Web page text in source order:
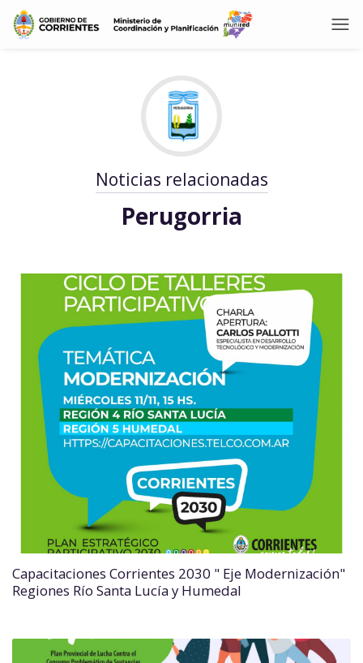
Noticias relacionadas
Perugorria
Capacitaciones Corrientes 2030 " Eje Modernización"
Regiones Río Santa Lucía y Humedal